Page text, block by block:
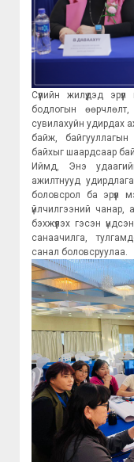
Сүүлийн жилүүдэд
бодлогын
сувилахуйн удирдах
байж,
байхыг шаардсаар
Иймд, Энэ
ажилтнууд
боловсрол ба эрүүл
үйлчилгээний чанар,
бэхжүүлэх гэсэн
санаачилга,
санал боловсруулаа.